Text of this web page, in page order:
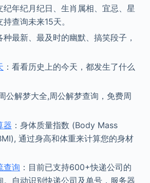
纪年纪月纪日、生肖属相、宜忌、星
查询未来15天。
种最新、最及时的幽默、搞笑段子，
：看看历史上的今天，都发生了什么
公解梦大全,周公解梦查询，免费周
器 ：身体质量指数 (Body Mass
通过身高和体重来计算您的身材
查询 ：目前已支持600+快递公司的
。自动识别快递公司及单号，服务器